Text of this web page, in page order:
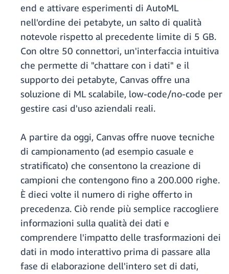
end e attivare esperimenti di AutoML
nell'ordine dei petabyte, un salto di qualità
notevole rispetto al precedente limite di 5 GB.
Con oltre 50 connettori, un'interfaccia intuitiva
che permette di "chattare con i dati" e il
supporto dei petabyte, Canvas offre una
soluzione di ML scalabile, low-code/no-code per
gestire casi d'uso aziendali reali.
A partire da oggi, Canvas offre nuove tecniche
di campionamento (ad esempio casuale e
stratificato) che consentono la creazione di
campioni che contengono fino a 200.000 righe.
È dieci volte il numero di righe offerto in
precedenza. Ciò rende più semplice raccogliere
informazioni sulla qualità dei dati e
comprendere l'impatto delle trasformazioni dei
dati in modo interattivo prima di passare alla
fase di elaborazione dell'intero set di dati,